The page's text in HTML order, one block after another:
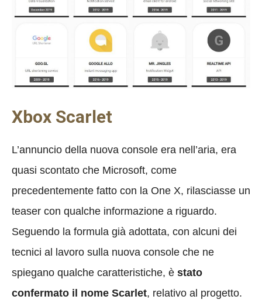
Xbox Scarlet
L’annuncio della nuova console era nell’aria, era
quasi scontato che Microsoft, come
precedentemente fatto con la One X, rilasciasse un
teaser con qualche informazione a riguardo.
Seguendo la formula già adottata, con alcuni dei
tecnici al lavoro sulla nuova console che ne
spiegano qualche caratteristiche, è stato
confermato il nome Scarlet, relativo al progetto.